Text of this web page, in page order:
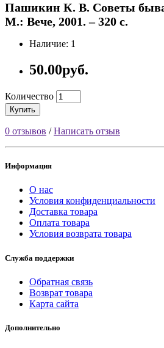
Пашикин К. В. Советы
М.: Вече, 2001. – 320 с.
Наличие: 1
50.00руб.
Количество
Купить
0 отзывов /Написать отзыв
Информация
О нас
Условия конфиденциальности
Доставка товара
Оплата товара
Условия возврата товара
Служба поддержки
Обратная связь
Возврат товара
Карта сайта
Дополнительно